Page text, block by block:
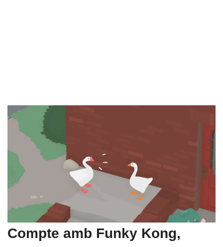
Compte amb Funky Kong,